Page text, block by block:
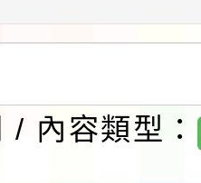
臺北
術教育日」
才培育課程
115學年度
語及新住民
教育專業人
內容類型：